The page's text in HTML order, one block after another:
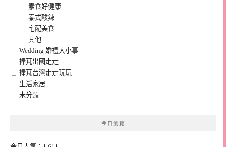
素食好健康
泰式酸辣
宅配美食
其他
Wedding 婚禮大小事
捧芃出國走走
捧芃台灣走走玩玩
生活家居
未分類
今日瀏覽